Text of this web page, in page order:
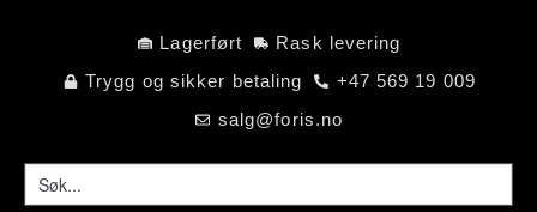
Lagerført
Rask levering
Trygg og sikker betaling
+47 569 19 009
salg@foris.no